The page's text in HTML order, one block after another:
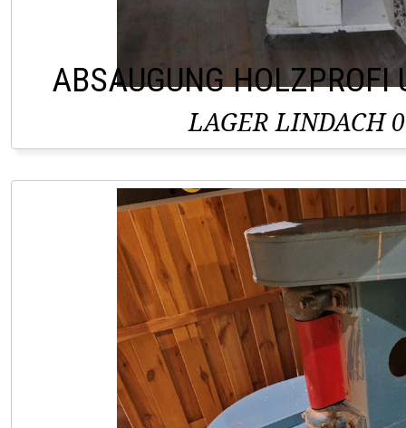
ABSAUGUNG HOLZPROFI
LAGER LINDACH